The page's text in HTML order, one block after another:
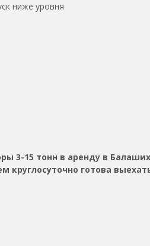
ниже уровня
3-15 тонн в аренду в
круглосуточно готова